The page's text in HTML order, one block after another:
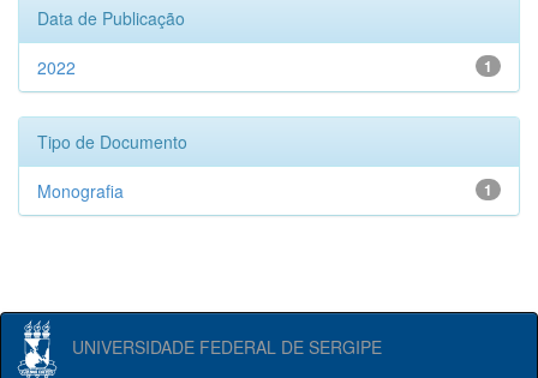
Data de Publicação
1
2022
Tipo de Documento
1
Monografia
UNIVERSIDADE FEDERAL DE SERGIPE